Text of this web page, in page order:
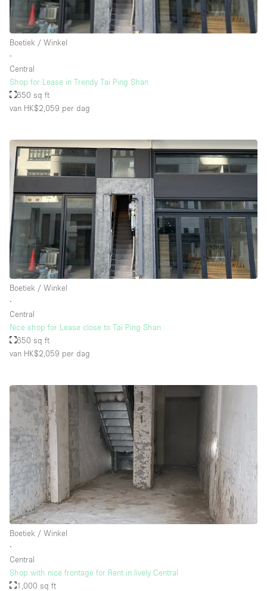
Schitterend uitzicht
Smoking Area
Soundproof
Toegankelijk voor mensen met handicap
Toonbanken
Tuin
Verlichting
Verwarming
Voorraadkamer
Water Access
Whitebox / Minimaal
Souterrain
Begane grond straatkant
Winkelcentrum
Terras
Boven
Overig
Boetiek / Winkel
∙
Central
Shop for Lease in Trendy Tai Ping Shan
650 sq ft
van HK$2,059 per dag
Boetiek / Winkel
∙
Central
Nice shop for Lease close to Tai Ping Shan
650 sq ft
van HK$2,059 per dag
Boetiek / Winkel
∙
Central
Shop with nice frontage for Rent in lively Central
1,000 sq ft